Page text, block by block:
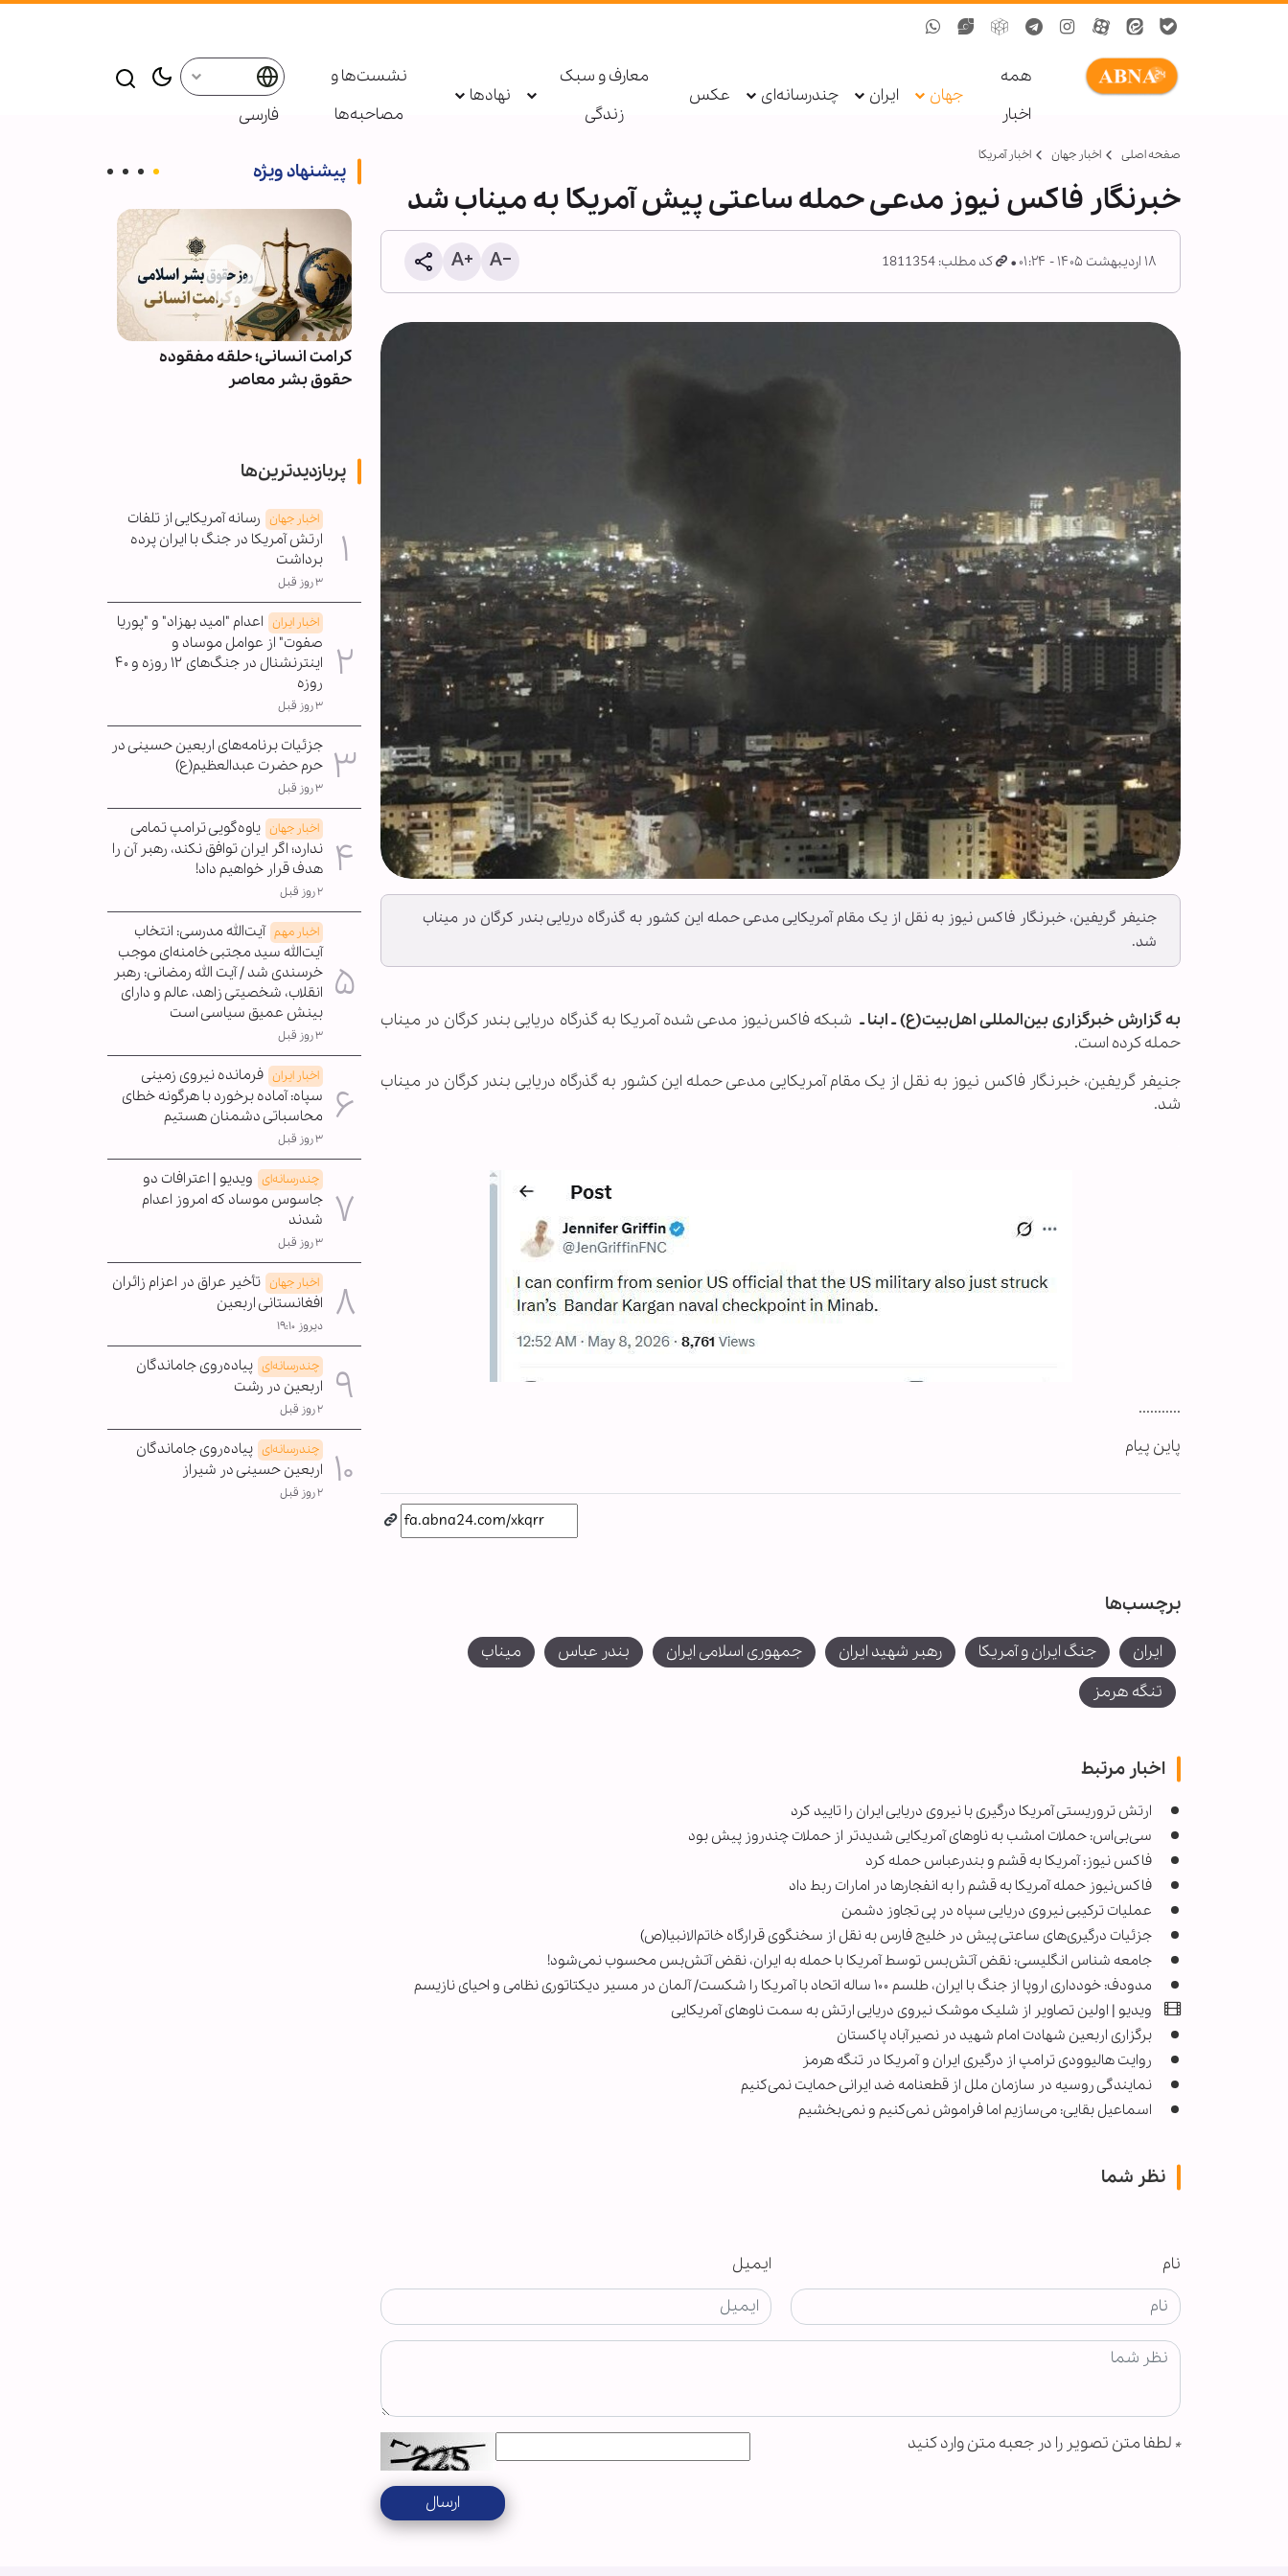
همه
اخبار
جهان ایران چندرسانه‌ای عکس
معارف و سبک
زندگی
نهادها
نشست‌ها و
مصاحبه‌ها
فارسی
صفحه اصلی اخبار جهان اخبار آمریکا
خبرنگار فاکس نیوز مدعی حمله ساعتی پیش آمریکا به میناب شد
۱۸ اردیبهشت ۱۴۰۵ - ۰۱:۲۴ کد مطلب: 1811354
جنیفر گریفین، خبرنگار فاکس نیوز به نقل از یک مقام آمریکایی مدعی حمله این کشور به گذرگاه دریایی بندر کرگان در میناب
شد.
به گزارش خبرگزاری بین‌المللی اهل‌بیت(ع) ـ ابنا ـشبکه فاکس‌نیوز مدعی شده آمریکا به گذرگاه دریایی بندر کرگان در میناب
حمله کرده است.
جنیفر گریفین، خبرنگار فاکس نیوز به نقل از یک مقام آمریکایی مدعی حمله این کشور به گذرگاه دریایی بندر کرگان در میناب
شد.
...........
پاین پیام
برچسب‌ها
ایران جنگ ایران و آمریکا رهبر شهید ایران جمهوری اسلامی ایران بندر عباس
میناب
تنگه هرمز
اخبار مرتبط
ارتش تروریستی آمریکا درگیری با نیروی دریایی ایران را تایید کرد
سی‌بی‌اس: حملات امشب به ناوهای آمریکایی شدیدتر از حملات چندروز پیش بود
فاکس نیوز: آمریکا به قشم و بندرعباس حمله کرد
فاکس‌نیوز حمله آمریکا به قشم را به انفجارها در امارات ربط داد
عملیات ترکیبی نیروی دریایی سپاه در پی تجاوز دشمن
جزئیات درگیری‌های ساعتی پیش در خلیج فارس به نقل از سخنگوی قرارگاه خاتم‌الانبیا(ص)
جامعه شناس انگلیسی: نقض آتش‌بس توسط آمریکا با حمله به ایران، نقض آتش‌بس محسوب نمی‌شود!
مدودف: خودداری اروپا از جنگ با ایران، طلسم ۱۰۰ ساله اتحاد با آمریکا را شکست/ آلمان در مسیر دیکتاتوری نظامی و احیای نازیسم
ویدیو | اولین تصاویر از شلیک موشک نیروی دریایی ارتش به سمت ناوهای آمریکایی
برگزاری اربعین شهادت امام شهید در نصیرآباد پاکستان
روایت هالیوودی ترامپ از درگیری ایران و آمریکا در تنگه هرمز
نمایندگی روسیه در سازمان ملل از قطعنامه ضد ایرانی حمایت نمی‌کنیم
اسماعیل بقایی: می‌سازیم اما فراموش نمی‌کنیم و نمی‌بخشیم
نظر شما
نام ایمیل
* لطفا متن تصویر را در جعبه متن وارد کنید
ارسال
پیشنهاد ویژه
کرامت انسانی؛ حلقه مفقوده
حقوق بشر معاصر
پربازدیدترین‌ها
اخبار جهان رسانه آمریکایی از تلفات
ارتش آمریکا در جنگ با ایران پرده
برداشت
۳ روز قبل
اخبار ایران اعدام "امید بهزاد" و "پوریا
صفوت" از عوامل موساد و
اینترنشنال در جنگ‌های ۱۲ روزه و ۴۰
روزه
۳ روز قبل
جزئیات برنامه‌های اربعین حسینی در
حرم حضرت عبدالعظیم(ع)
۳ روز قبل
اخبار جهان یاوه‌گویی ترامپ تمامی
ندارد؛ اگر ایران توافق نکند، رهبر آن را
هدف قرار خواهیم داد!
۲ روز قبل
اخبار مهم آیت‌الله مدرسی: انتخاب
آیت‌الله سید مجتبی خامنه‌ای موجب
خرسندی شد / آیت الله رمضانی: رهبر
انقلاب، شخصیتی زاهد، عالم و دارای
بینش عمیق سیاسی است
۳ روز قبل
اخبار ایران فرمانده نیروی زمینی
سپاه: آماده برخورد با هرگونه خطای
محاسباتی دشمنان هستیم
۳ روز قبل
چندرسانه‌ای ویدیو | اعترافات دو
جاسوس موساد که امروز اعدام
شدند
۳ روز قبل
اخبار جهان تأخیر عراق در اعزام زائران
افغانستانی اربعین
دیروز ۱۹:۱۰
چندرسانه‌ای پیاده‌روی جاماندگان
اربعین در رشت
۲ روز قبل
چندرسانه‌ای پیاده‌روی جاماندگان
اربعین حسینی در شیراز
۲ روز قبل